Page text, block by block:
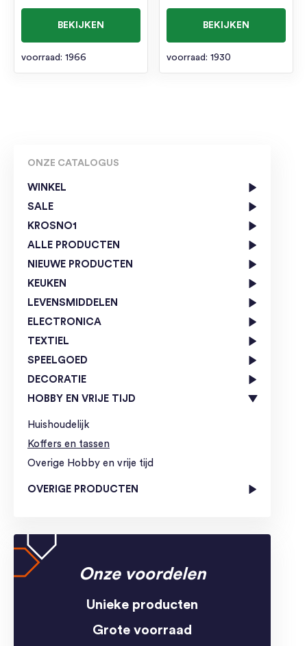
ONZE CATALOGUS
WINKEL
SALE
KROSNO1
ALLE PRODUCTEN
NIEUWE PRODUCTEN
KEUKEN
LEVENSMIDDELEN
ELECTRONICA
TEXTIEL
SPEELGOED
DECORATIE
HOBBY EN VRIJE TIJD
Huishoudelijk
Koffers en tassen
Overige Hobby en vrije tijd
OVERIGE PRODUCTEN
Onze voordelen
Unieke producten
Grote voorraad
BEKIJKEN
voorraad: 1966
BEKIJKEN
voorraad: 1930